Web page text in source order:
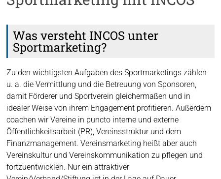
Was versteht INCOS unter
Sportmarketing?
Zu den wichtigsten Aufgaben des Sportmarketings zählen
u. a. die Vermittlung und die Betreuung von Sponsoren,
damit Förderer und Sportverein gleichermaßen und in
idealer Weise von ihrem Engagement profitieren. Außerdem
coachen wir Vereine in puncto interne und externe
Öffentlichkeitsarbeit (PR), Vereinsstruktur und dem
Finanzmanagement. Vereinsmarketing heißt aber auch
Vereinskultur und Vereinskommunikation zu pflegen und
fortzuentwicklen. Nur ein attraktiver